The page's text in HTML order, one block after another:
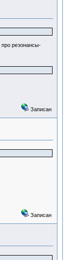
резонансы-
Записан
Записан